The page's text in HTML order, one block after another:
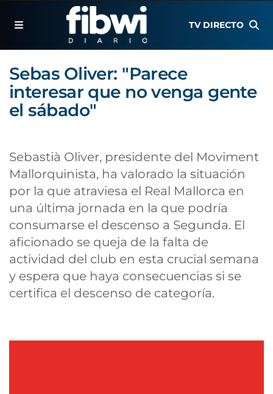
TV DIRECTO
Sebas Oliver: "Parece
interesar que no venga gente
el sábado"
Sebastià Oliver, presidente del Moviment
Mallorquinista, ha valorado la situación
por la que atraviesa el Real Mallorca en
una última jornada en la que podría
consumarse el descenso a Segunda. El
aficionado se queja de la falta de
actividad del club en esta crucial semana
y espera que haya consecuencias si se
certifica el descenso de categoría.